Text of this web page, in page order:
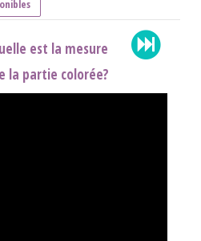
est la mesure
la partie colorée?